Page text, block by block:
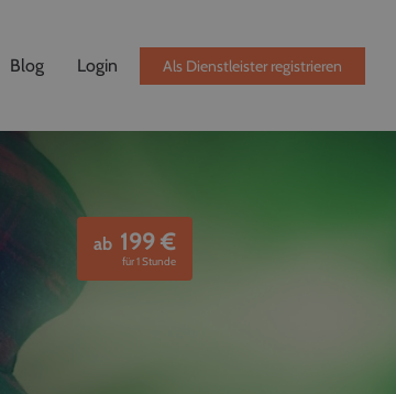
Blog Login Als Dienstleister registrieren
ab 199€
für 1 Stunde